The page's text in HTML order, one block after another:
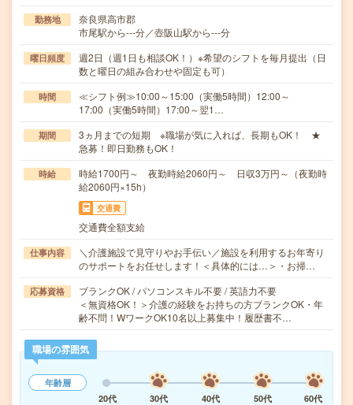
勤務地
奈良県高市郡
市尾駅から---分／壺阪山駅から---分
曜日頻度
週2日（週1日も相談OK！）※希望のシフトを毎月提出（日
数と曜日の組み合わせや固定も可）
時間
≪シフト例≫10:00～15:00（実働5時間）12:00～
17:00（実働5時間）17:00～翌1…
期間
3ヵ月までの短期 ※職場が気に入れば、長期もOK！ ★
急募！即日勤務もOK！
時給
時給1700円～ 夜勤時給2060円～ 日収3万円～（夜勤時
給2060円×15h）
交通費
交通費全額支給
仕事内容
＼介護施設で見守りやお手伝い／施設を利用するお年寄り
のサポートをお任せします！＜具体的には…＞・お掃…
応募資格
ブランクOK / パソコンスキル不要 / 英語力不要
＜無資格OK！＞介護の経験をお持ちの方ブランクOK・年
齢不問！WワークOK10名以上募集中！履歴書不…
職場の雰囲気
年齢層
20代
30代 40代 50代 60代